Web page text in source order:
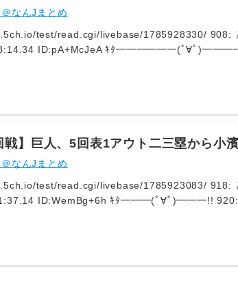
に広げる！！！！！！！！！！！！
なんJまとめ
test/read.cgi/livebase/1785928330/ 908:
ﾟ∀ﾟ)━━━━━━ !!!!! 909: どうですか解説の名無しさ
戦】巨人、5回表1アウト二三塁から小
！！！！！！！！
なんJまとめ
test/read.cgi/livebase/1785923083/ 918:
ﾟ∀ﾟ)━━━!! 920: どうですか解説の名無しさん